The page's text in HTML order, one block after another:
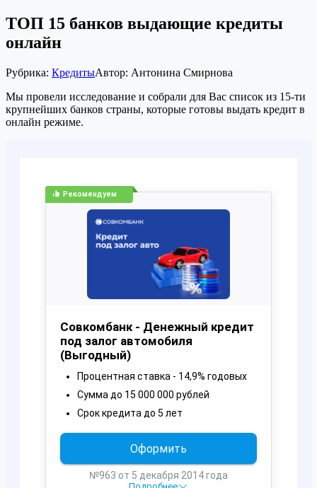
ТОП 15 банков выдающие кредиты
онлайн
Рубрика: КредитыАвтор: Антонина Смирнова
Мы провели исследование и собрали для Вас список из 15-ти
крупнейших банков страны, которые готовы выдать кредит в
онлайн режиме.